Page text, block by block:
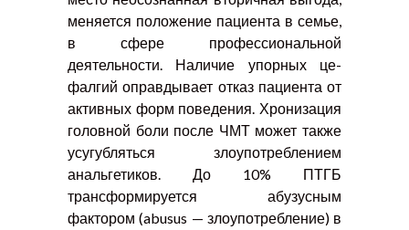
меняется положение пациента в семье,
в сфере профессиональной
деятельности. Наличие упорных це-
фалгий оправдывает отказ пациента от
активных форм поведения. Хронизация
головной боли после ЧМТ может также
усугубляться злоупотреблением
анальгетиков.
До 10% ПТГБ
трансформируется абузусным
фактором (abusus — злоупотребление) в